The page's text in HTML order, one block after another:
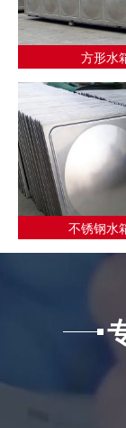
方形水
不锈钢水